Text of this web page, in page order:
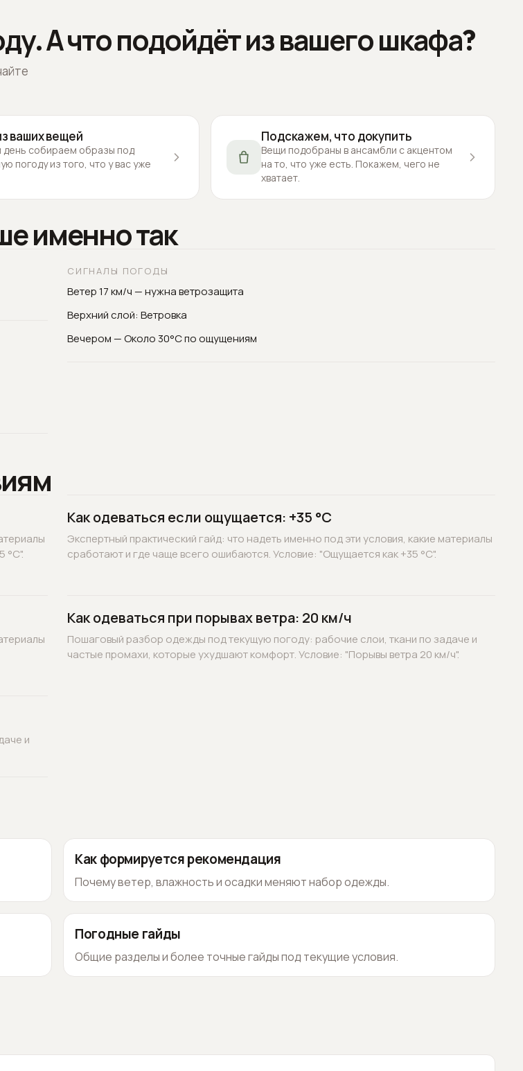
А что подойдёт из вашего шкафа?
ваших вещей
день собираем образы под
погоду из того, что у вас уже
Подскажем, что докупить
Вещи подобраны в ансамбли с акцентом
на то, что уже есть. Покажем, чего не
хватает.
именно так
СИГНАЛЫ ПОГОДЫ
Ветер 17 км/ч — нужна ветрозащита
Верхний слой: Ветровка
Вечером — Около 30°C по ощущениям
°C".
Как одеваться если ощущается: +35 °C
Экспертный практический гайд: что надеть именно под эти условия, какие материалы
сработают и где чаще всего ошибаются. Условие: "Ощущается как +35 °C".
Как одеваться при порывах ветра: 20 км/ч
Пошаговый разбор одежды под текущую погоду: рабочие слои, ткани по задаче и
частые промахи, которые ухудшают комфорт. Условие: "Порывы ветра 20 км/ч".
и
Как формируется рекомендация
Почему ветер, влажность и осадки меняют набор одежды.
Погодные гайды
Общие разделы и более точные гайды под текущие условия.